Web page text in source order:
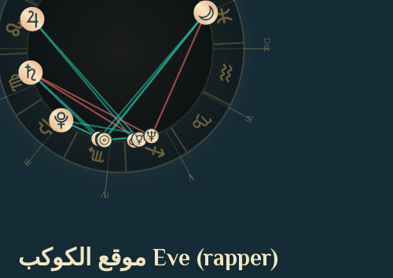
III
IV
V
VI
Dsc
Eve (rapper) موقع الكوكب